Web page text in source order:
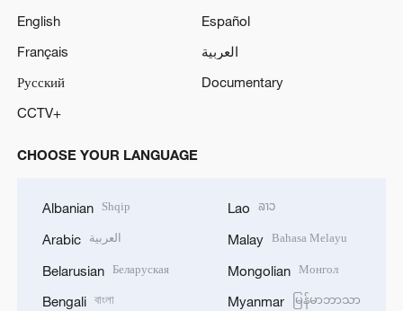
English
Español
Français
العربية
Русский
Documentary
CCTV+
CHOOSE YOUR LANGUAGE
Albanian Shqip
Arabic العربية
Belarusian Беларуская
Bengali বাংলা
Lao ລາວ
Malay Bahasa Melayu
Mongolian Монгол
Myanmar မြန်မာဘာသာ